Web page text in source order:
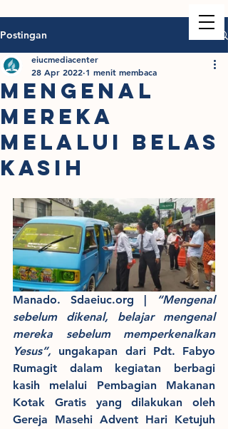
Postingan
MENGENAL
MEREKA
MELALUI BELAS
KASIH
eiucmediacenter
28 Apr 2022 1 menit membaca
Manado. Sdaeiuc.org |
“Mengenal
sebelum dikenal, belajar mengenal
mereka sebelum memperkenalkan
Yesus”, ungakapan dari Pdt. Fabyo
Rumagit dalam kegiatan berbagi
kasih melalui Pembagian Makanan
Kotak Gratis yang dilakukan oleh
Gereja Masehi Advent Hari Ketujuh